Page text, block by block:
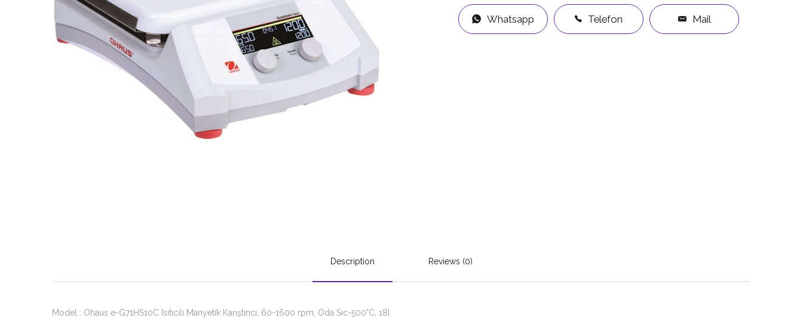
Whatsapp Telefon Mail
Description Reviews (0)
Model : Ohaus e-G71HS10C Isıtıcılı Manyetik Karıştırıcı, 60-1600 rpm, Oda Sıc-500°C, 18l